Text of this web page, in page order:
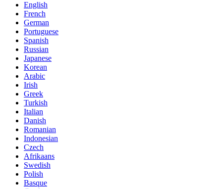
English
French
German
Portuguese
Spanish
Russian
Japanese
Korean
Arabic
Irish
Greek
Turkish
Italian
Danish
Romanian
Indonesian
Czech
Afrikaans
Swedish
Polish
Basque